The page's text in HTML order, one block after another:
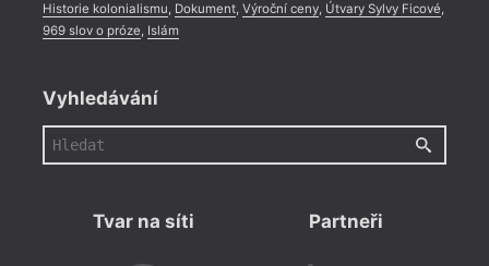
Historie kolonialismu, Dokument, Výroční ceny, Útvary Sylvy Ficové,
969 slov o próze, Islám
Vyhledávání
Tvar na síti Partneři